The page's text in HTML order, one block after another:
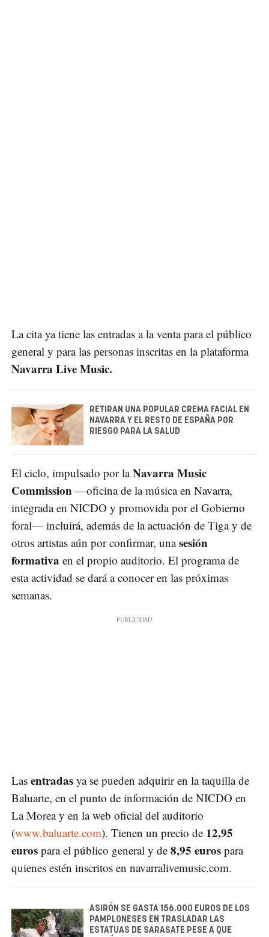
La cita ya tiene las entradas a la venta para el público
general y para las personas inscritas en la plataforma
Navarra Live Music.
RETIRAN UNA POPULAR CREMA FACIAL EN
NAVARRA Y EL RESTO DE ESPAÑA POR
RIESGO PARA LA SALUD
El ciclo, impulsado por laNavarra Music
Commission —oficina de la música en Navarra,
integrada en NICDO y promovida por el Gobierno
foral— incluirá, además de la actuación de Tiga y de
otros artistas aún por confirmar, unasesión
formativa en el propio auditorio. El programa de
esta actividad se dará a conocer en las próximas
semanas.
Las entradas ya se pueden adquirir en la taquilla de
Baluarte, en el punto de información de NICDO en
La Morea y en la web oficial del auditorio
(www.baluarte.com). Tienen un precio de 12,95
euros para el público general y de 8,95 euros para
quienes estén inscritos en navarralivemusic.com.
ASIRÓN SE GASTA 156.000 EUROS DE LOS
PAMPLONESES EN TRASLADAR LAS
ESTATUAS DE SARASATE PESE A QUE